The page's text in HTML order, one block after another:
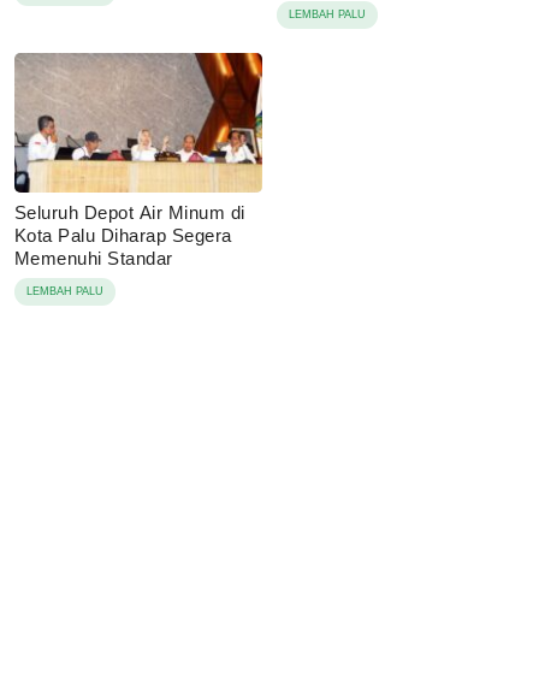
LEMBAH PALU
Seluruh Depot Air Minum di
Kota Palu Diharap Segera
Memenuhi Standar
LEMBAH PALU